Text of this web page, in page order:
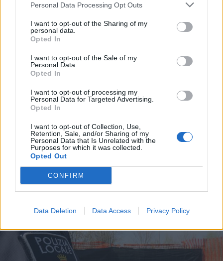
Personal Data Processing Opt Outs
I want to opt-out of the Sharing of my
personal data.
Opted In
I want to opt-out of the Sale of my
Personal Data.
Opted In
I want to opt-out of processing my
Personal Data for Targeted Advertising.
Opted In
I want to opt-out of Collection, Use,
Retention, Sale, and/or Sharing of my
Personal Data that Is Unrelated with the
Purposes for which it was collected.
Opted Out
CONFIRM
Data Deletion Data Access Privacy Policy
LEGNANO
Fallimento Pensotti Sices Legnano,
Lizzi ex RSU: «Continuate ad
indagare per la dignità di tutti gli
ex lavoratori»